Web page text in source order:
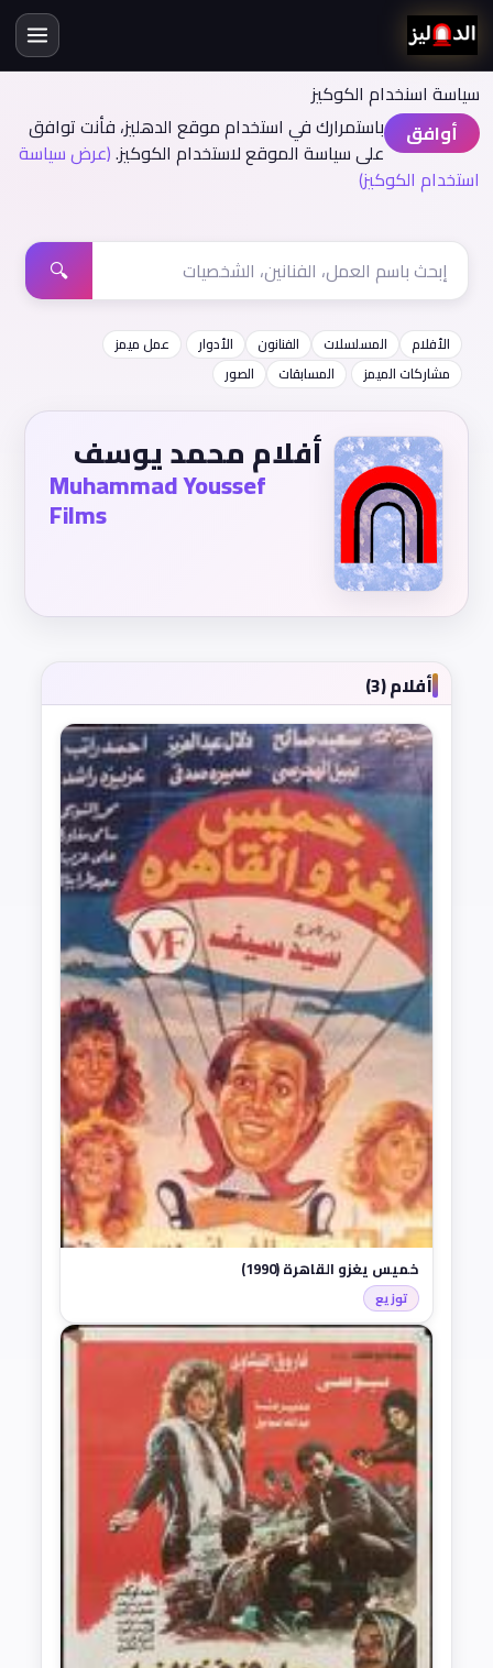
سياسة اسنخدام الكوكيز
أوافق
باستمرارك في استخدام موقع الدهليز، فأنت توافق
على سياسة الموقع لاستخدام الكوكيز.(عرض سياسة
استخدام الكوكيز)
🔍
الأفلام المسلسلات الفنانون الأدوار
عمل ميمز
مشاركات الميمز
المسابقات الصور
أفلام محمد يوسف
Muhammad Youssef
Films
أفلام (3)
خميس يغزو القاهرة (1990)
توزيع